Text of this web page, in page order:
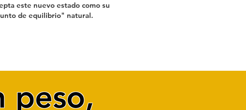
este nuevo estado como su
de equilibrio" natural.
peso,